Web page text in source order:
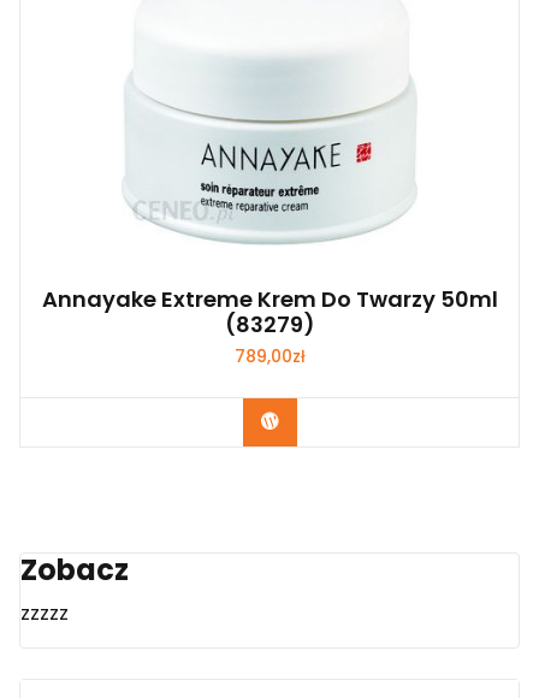
Annayake Extreme Krem Do Twarzy 50ml
(83279)
789,00zł
Zobacz
Zobacz
zzzzz